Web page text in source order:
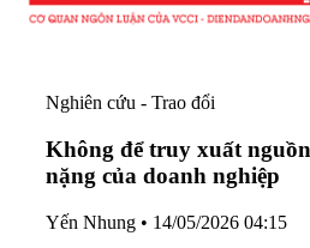
Nghiên cứu - Trao đổi
Không để truy xuất
nặng của doanh nghiệp
Yến Nhung • 14/05/2026 04:15